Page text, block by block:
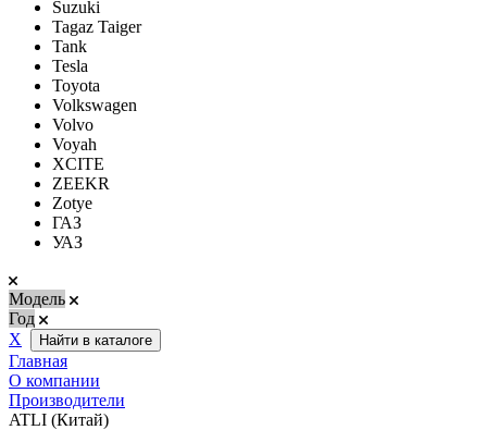
Suzuki
Tagaz Taiger
Tank
Tesla
Toyota
Volkswagen
Volvo
Voyah
XCITE
ZEEKR
Zotye
ГАЗ
УАЗ
Модель
Год
Х
Найти в каталоге
Главная
О компании
Производители
ATLI (Китай)